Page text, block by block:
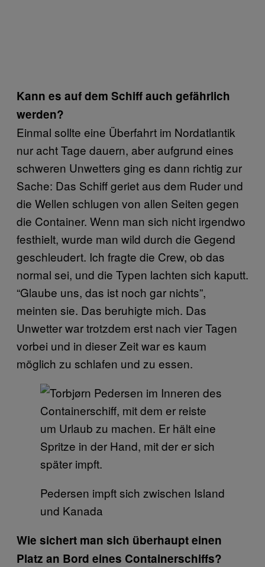
Kann es auf dem Schiff auch gefährlich
werden?
Einmal sollte eine Überfahrt im Nordatlantik
nur acht Tage dauern, aber aufgrund eines
schweren Unwetters ging es dann richtig zur
Sache: Das Schiff geriet aus dem Ruder und
die Wellen schlugen von allen Seiten gegen
die Container. Wenn man sich nicht irgendwo
festhielt, wurde man wild durch die Gegend
geschleudert. Ich fragte die Crew, ob das
normal sei, und die Typen lachten sich kaputt.
“Glaube uns, das ist noch gar nichts”,
meinten sie. Das beruhigte mich. Das
Unwetter war trotzdem erst nach vier Tagen
vorbei und in dieser Zeit war es kaum
möglich zu schlafen und zu essen.
Pedersen impft sich zwischen Island
und Kanada
Wie sichert man sich überhaupt einen
Platz an Bord eines Containerschiffs?